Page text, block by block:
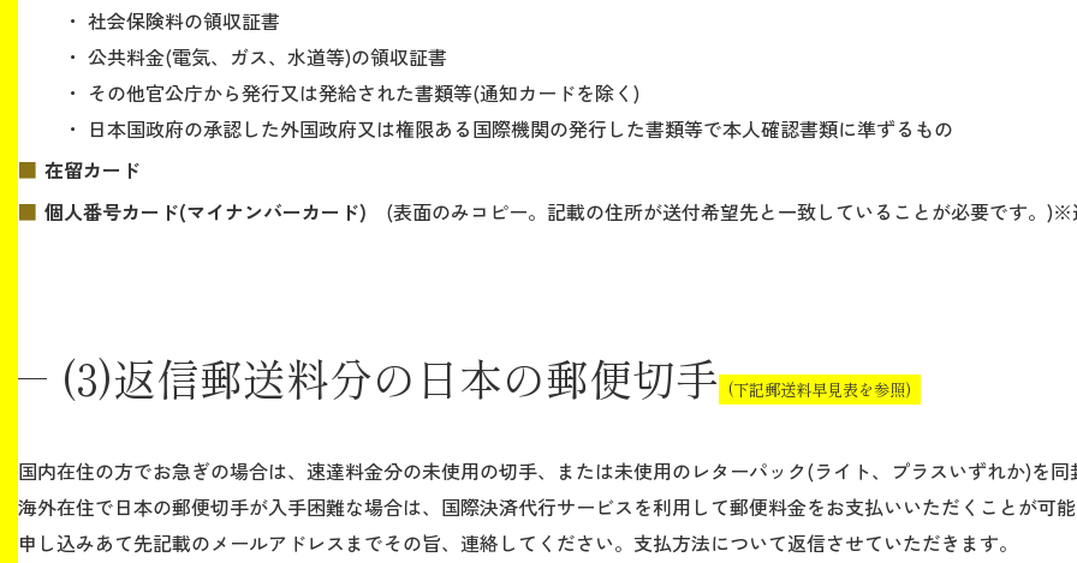
・ 社会保険料の領収証書
・ 公共料金(電気、ガス、水道等)の領収証書
・ その他官公庁から発行又は発給された書類等(通知カードを除く)
・ 日本国政府の承認した外国政府又は権限ある国際機関の発行した書類等で本人確認書類に準ずるもの
在留カード
個人番号カード(マイナンバーカード) (表面のみコピー。記載の住所が送付希望先と一致していることが必要です。
(3)返信郵送料分の日本の郵便切手 (下記郵送料早見表を参照)
国内在住の方でお急ぎの場合は、速達料金分の未使用の切手、または未使用のレターパック(ライト、プラスいずれか)を同
海外在住で日本の郵便切手が入手困難な場合は、 国際決済代行サービスを利用して郵便料金をお支払いいただくことが可
申し込みあて先記載のメールアドレスまでその旨、 連絡してください。支払方法について返信させていただきます。